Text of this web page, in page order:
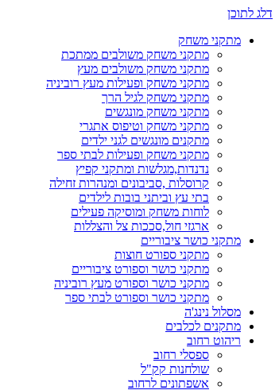
דלג לתוכן
מתקני משחק
מתקני משחק משולבים ממתכת
מתקני משחק משולבים מעץ
מתקני משחק ופעילות מעץ רוביניה
מתקני משחק לגיל הרך
מתקני משחק מונגשים
מתקני משחק וטיפוס אתגרי
מתקנים מונגשים לגני ילדים
מתקני משחק ופעילות לבתי ספר
נדנדות,מגלשות ומתקני קפיץ
קרוסלות ,סביבונים ומנהרות זחילה
בתי עץ וביתני בובות לילדים
לוחות משחק ומוסיקה פעילים
ארגזי חול,סככות צל והצללות
מתקני כושר ציבוריים
מתקני ספורט חוצות
מתקני כושר וספורט ציבוריים
מתקני כושר וספורט מעץ רוביניה
מתקני כושר וספורט לבתי ספר
מסלול נינג'ה
מתקנים לכלבים
ריהוט רחוב
ספסלי רחוב
שולחנות קק"ל
אשפתונים לרחוב